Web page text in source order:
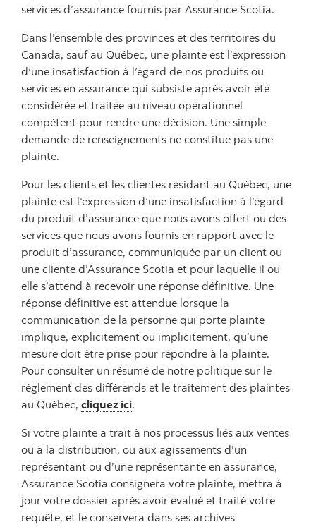
services d’assurance fournis par Assurance Scotia.
Dans l’ensemble des provinces et des territoires du
Canada, sauf au Québec, une plainte est l’expression
d’une insatisfaction à l’égard de nos produits ou
services en assurance qui subsiste après avoir été
considérée et traitée au niveau opérationnel
compétent pour rendre une décision. Une simple
demande de renseignements ne constitue pas une
plainte.
Pour les clients et les clientes résidant au Québec, une
plainte est l’expression d’une insatisfaction à l’égard
du produit d’assurance que nous avons offert ou des
services que nous avons fournis en rapport avec le
produit d’assurance, communiquée par un client ou
une cliente d’Assurance Scotia et pour laquelle il ou
elle s’attend à recevoir une réponse définitive. Une
réponse définitive est attendue lorsque la
communication de la personne qui porte plainte
implique, explicitement ou implicitement, qu’une
mesure doit être prise pour répondre à la plainte.
Pour consulter un résumé de notre politique sur le
règlement des différends et le traitement des plaintes
au Québec, cliquez ici.
Si votre plainte a trait à nos processus liés aux ventes
ou à la distribution, ou aux agissements d’un
représentant ou d’une représentante en assurance,
Assurance Scotia consignera votre plainte, mettra à
jour votre dossier après avoir évalué et traité votre
requête, et le conservera dans ses archives